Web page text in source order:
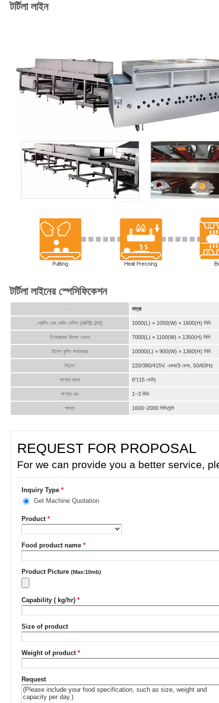
টর্টিলা লাইন
টর্টিলা লাইনের স্পেসিফিকেশন
- মাত্রা
প্রেসিং এবং বেকিং মেশিন (APB-2H) 1000(L) × 1050(W) × 1600(H) মিমি
ইনফ্রারেড টানেল ওভেন 7000(L) × 1100(W) × 1350(H) মিমি
টানেল কুলিং কনভেয়ার 10000(L) × 900(W) × 1360(H) মিমি
বিদ্যুৎ 220/380/415V, একক/3 ফেজ, 50/60Hz
পণ্যের ব্যাস 6"(15 সেমি)
পণ্যের বেধ 1~3 মিমি
ক্ষমতা 1600~2000 পিসি/ঘন্টা